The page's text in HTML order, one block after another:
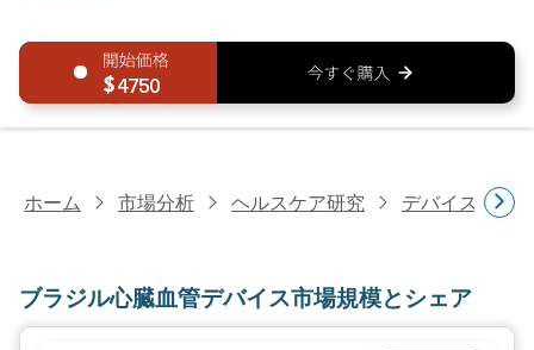
4750
ホーム 市場分析 ヘルスケア研究 デバイス・医
ブラジル心臓血管デバイス市場規模とシェア